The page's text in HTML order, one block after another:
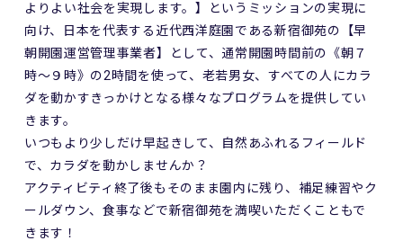
よりよい社会を実現します。】というミッションの実現に
向け、日本を代表する近代西洋庭園である新宿御苑の【早
朝開園運営管理事業者】として、通常開園時間前の《朝７
時～９時》の2時間を使って、老若男女、すべての人にカラ
ダを動かすきっかけとなる様々なプログラムを提供してい
きます。
いつもより少しだけ早起きして、自然あふれるフィールド
で、カラダを動かしませんか？
アクティビティ終了後もそのまま園内に残り、補足練習やク
ールダウン、食事などで新宿御苑を満喫いただくこともで
きます！